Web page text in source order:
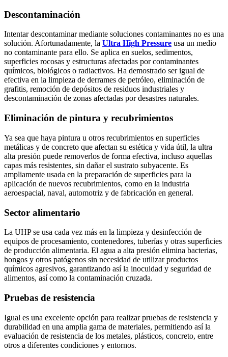
Descontaminación
Intentar descontaminar mediante soluciones contaminantes no es una
solución. Afortunadamente, la Ultra High Pressure usa un medio
no contaminante para ello. Se aplica en suelos, sedimentos,
superficies rocosas y estructuras afectadas por contaminantes
químicos, biológicos o radiactivos. Ha demostrado ser igual de
efectiva en la limpieza de derrames de petróleo, eliminación de
grafitis, remoción de depósitos de residuos industriales y
descontaminación de zonas afectadas por desastres naturales.
Eliminación de pintura y recubrimientos
Ya sea que haya pintura u otros recubrimientos en superficies
metálicas y de concreto que afectan su estética y vida útil, la ultra
alta presión puede removerlos de forma efectiva, incluso aquellas
capas más resistentes, sin dañar el sustrato subyacente. Es
ampliamente usada en la preparación de superficies para la
aplicación de nuevos recubrimientos, como en la industria
aeroespacial, naval, automotriz y de fabricación en general.
Sector alimentario
La UHP se usa cada vez más en la limpieza y desinfección de
equipos de procesamiento, contenedores, tuberías y otras superficies
de producción alimentaria. El agua a alta presión elimina bacterias,
hongos y otros patógenos sin necesidad de utilizar productos
químicos agresivos, garantizando así la inocuidad y seguridad de
alimentos, así como la contaminación cruzada.
Pruebas de resistencia
Igual es una excelente opción para realizar pruebas de resistencia y
durabilidad en una amplia gama de materiales, permitiendo así la
evaluación de resistencia de los metales, plásticos, concreto, entre
otros a diferentes condiciones y entornos.